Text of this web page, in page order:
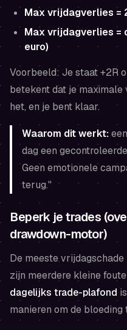
Max vrijdagverlies =
Max vrijdagverlies =
euro)
Voorbeeld: Je staat +2R
betekent dat je
het, en je bent klaar.
Waarom dit werkt:
dag een
Geen emotionele
terug."
Beperk je trades
drawdown-motor)
De meeste
zijn meerdere kleine
dagelijks trade-plafond
manieren om de bloeding